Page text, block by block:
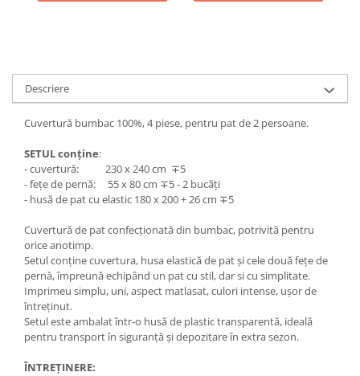
Descriere
Cuvertură bumbac 100%, 4 piese, pentru pat de 2 persoane.
SETUL conține:
- cuvertură: 230 x 240 cm ∓5
- fețe de pernă: 55 x 80 cm ∓5 - 2 bucăți
- husă de pat cu elastic 180 x 200 + 26 cm ∓5
Cuvertură de pat confecționată din bumbac, potrivită pentru
orice anotimp.
Setul conține cuvertura, husa elastică de pat și cele două fețe de
pernă, împreună echipând un pat cu stil, dar si cu simplitate.
Imprimeu simplu, uni, aspect matlasat, culori intense, ușor de
întreținut.
Setul este ambalat într-o husă de plastic transparentă, ideală
pentru transport în siguranță și depozitare în extra sezon.
ÎNTREȚINERE: